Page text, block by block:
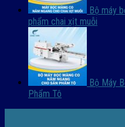
Bộ máy
phẩm chai xịt muỗi
Bộ Máy
Phẩm Tô